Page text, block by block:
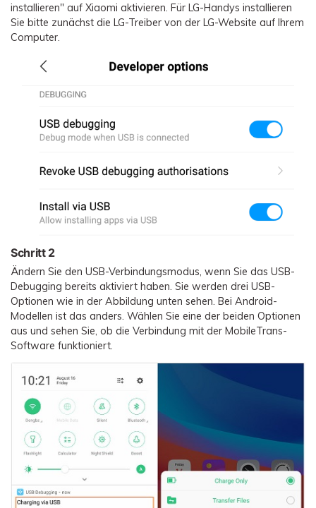
installieren" auf Xiaomi aktivieren. Für LG-Handys installieren
Sie bitte zunächst die LG-Treiber von der LG-Website auf Ihrem
Computer.
Schritt 2
Ändern Sie den USB-Verbindungsmodus, wenn Sie das USB-
Debugging bereits aktiviert haben. Sie werden drei USB-
Optionen wie in der Abbildung unten sehen. Bei Android-
Modellen ist das anders. Wählen Sie eine der beiden Optionen
aus und sehen Sie, ob die Verbindung mit der MobileTrans-
Software funktioniert.